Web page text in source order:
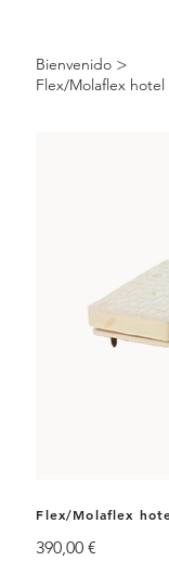
Bienvenido >
Flex/Molaflex hotel
Flex/Molaflex
Precio
390,00 €